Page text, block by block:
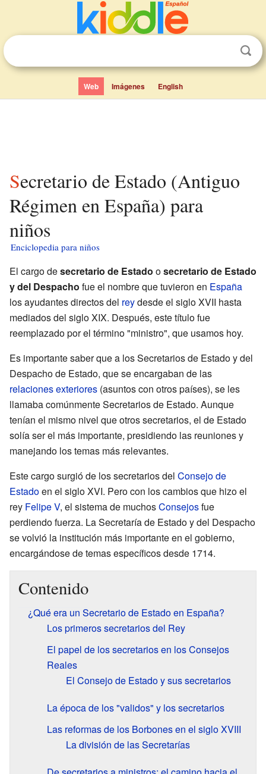
Web Imágenes English
Secretario de Estado (Antiguo
Régimen en España) para
niños
Enciclopedia para niños
El cargo desecretario de Estado osecretario de Estado
y del Despacho fue el nombre que tuvieron en España
los ayudantes directos del reydesde el siglo XVII hasta
mediados del siglo XIX. Después, este título fue
reemplazado por el término "ministro", que usamos hoy.
Es importante saber que a los Secretarios de Estado y del
Despacho de Estado, que se encargaban de las
relaciones exteriores (asuntos con otros países), se les
llamaba comúnmente Secretarios de Estado. Aunque
tenían el mismo nivel que otros secretarios, el de Estado
solía ser el más importante, presidiendo las reuniones y
manejando los temas más relevantes.
Este cargo surgió de los secretarios del Consejo de
Estadoen el siglo XVI. Pero con los cambios que hizo el
rey Felipe V, el sistema de muchosConsejosfue
perdiendo fuerza. La Secretaría de Estado y del Despacho
se volvió la institución más importante en el gobierno,
encargándose de temas específicos desde 1714.
Contenido
¿Qué era un Secretario de Estado en España?
Los primeros secretarios del Rey
El papel de los secretarios en los Consejos
Reales
El Consejo de Estado y sus secretarios
La época de los "validos" y los secretarios
Las reformas de los Borbones en el siglo XVIII
La división de las Secretarías